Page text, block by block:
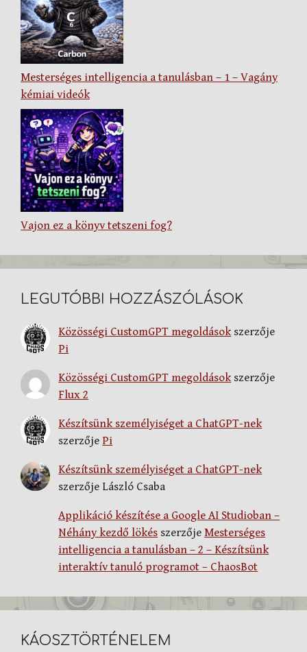
Mesterséges intelligencia a tanulásban – 1 – Vagány
kémiai videók
Vajon ez a könyv tetszeni fog?
LEGUTÓBBI HOZZÁSZÓLÁSOK
Közösségi CustomGPT megoldásokszerzője
Pi
Közösségi CustomGPT megoldásokszerzője
Flux 2
Készítsünk személyiséget a ChatGPT-nek
szerzője Pi
Készítsünk személyiséget a ChatGPT-nek
szerzője László Csaba
Applikáció készítése a Google AI Studioban –
Néhány kezdő lökés szerzőjeMesterséges
intelligencia a tanulásban – 2 – Készítsünk
interaktív tanuló programot – ChaosBot
KÁOSZTÖRTÉNELEM